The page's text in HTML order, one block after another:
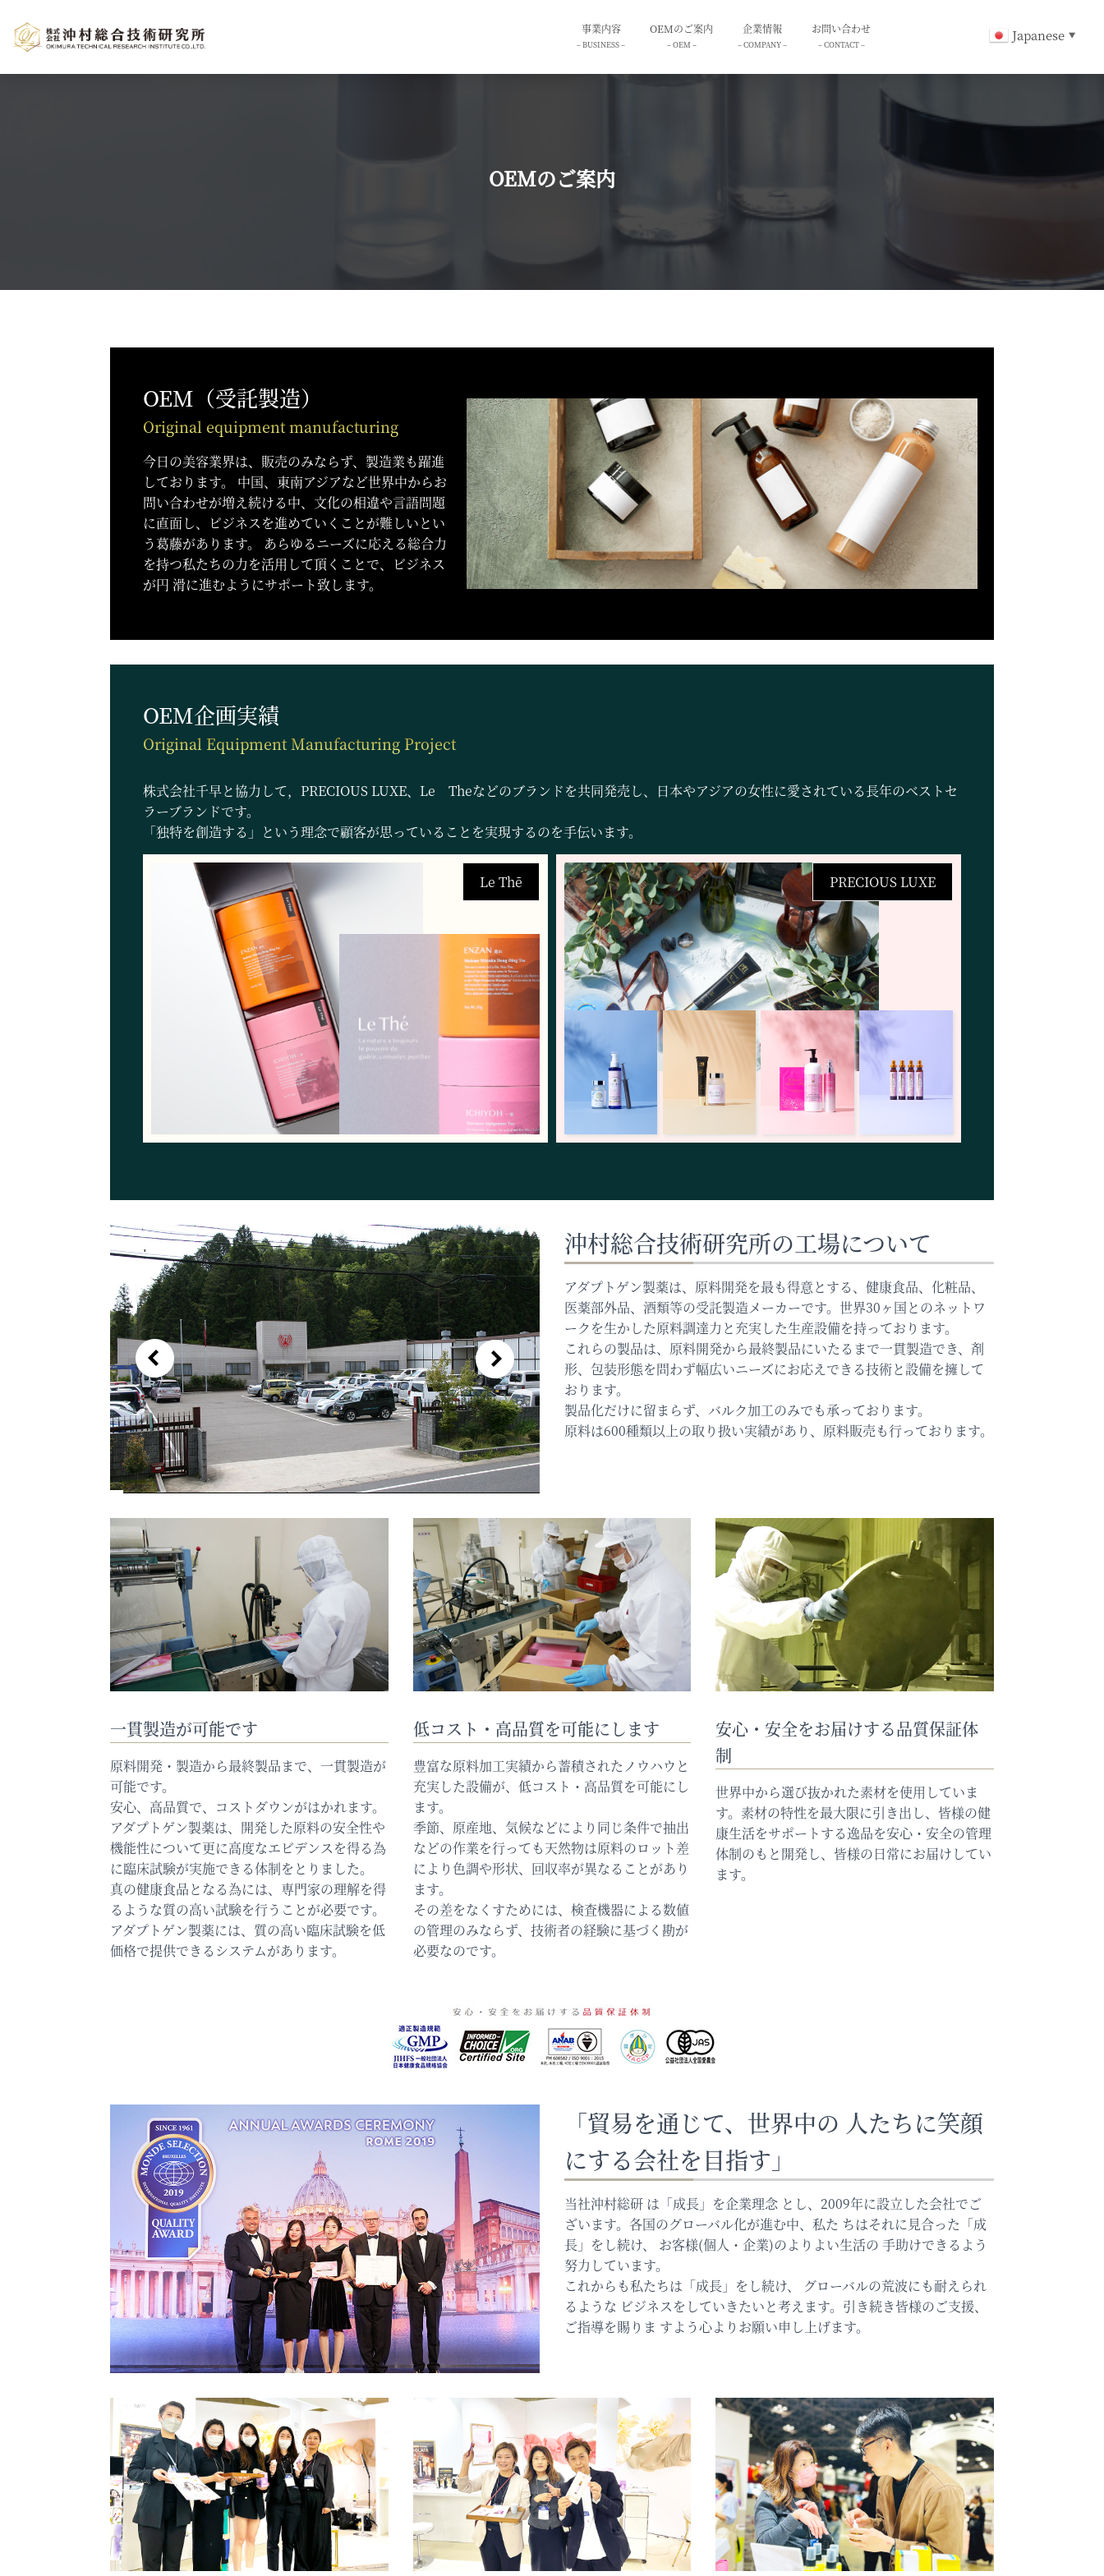
事業内容
– BUSINESS –
OEMのご案内
– OEM –
企業情報
– COMPANY –
お問い合わせ
– CONTACT –
OEMのご案内
OEM（受託製造）
Original equipment manufacturing
今日の美容業界は、販売のみならず、製造業も躍進
しております。 中国、東南アジアなど世界中からお
問い合わせが増え続ける中、文化の相違や言語問題
に直面し、ビジネスを進めていくことが難しいとい
う葛藤があります。 あらゆるニーズに応える総合力
を持つ私たちの力を活用して頂くことで、ビジネス
が円 滑に進むようにサポート致します。
OEM企画実績
Original Equipment Manufacturing Project
株式会社千早と協力して，PRECIOUS LUXE、Le Theなどのブランドを共同発売し、日本やアジアの女性に愛されている長年のベストセ
ラーブランドです。
「独特を創造する」という理念で顧客が思っていることを実現するのを手伝います。
Le Thē PRECIOUS LUXE
沖村総合技術研究所の工場について
アダプトゲン製薬は、原料開発を最も得意とする、健康食品、化粧品、
医薬部外品、酒類等の受託製造メーカーです。世界30ヶ国とのネットワ
ークを生かした原料調達力と充実した生産設備を持っております。
これらの製品は、原料開発から最終製品にいたるまで一貫製造でき、剤
形、包装形態を問わず幅広いニーズにお応えできる技術と設備を擁して
おります。
製品化だけに留まらず、バルク加工のみでも承っております。
原料は600種類以上の取り扱い実績があり、原料販売も行っております。
一貫製造が可能です
原料開発・製造から最終製品まで、一貫製造が
可能です。
安心、高品質で、コストダウンがはかれます。
アダプトゲン製薬は、開発した原料の安全性や
機能性について更に高度なエビデンスを得る為
に臨床試験が実施できる体制をとりました。
真の健康食品となる為には、専門家の理解を得
るような質の高い試験を行うことが必要です。
アダプトゲン製薬には、質の高い臨床試験を低
価格で提供できるシステムがあります。
低コスト・高品質を可能にします
豊富な原料加工実績から蓄積されたノウハウと
充実した設備が、低コスト・高品質を可能にし
ます。
季節、原産地、気候などにより同じ条件で抽出
などの作業を行っても天然物は原料のロット差
により色調や形状、回収率が異なることがあり
ます。
その差をなくすためには、検査機器による数値
の管理のみならず、技術者の経験に基づく勘が
必要なのです。
安心・安全をお届けする品質保証体
制
世界中から選び抜かれた素材を使用していま
す。素材の特性を最大限に引き出し、皆様の健
康生活をサポートする逸品を安心・安全の管理
体制のもと開発し、皆様の日常にお届けしてい
ます。
「貿易を通じて、世界中の 人たちに笑顔
にする会社を目指す」
当社沖村総研 は「成長」を企業理念 とし、2009年に設立した会社でご
ざいます。各国のグローバル化が進む中、私た ちはそれに見合った「成
長」をし続け、 お客様(個人・企業)のよりよい生活の 手助けできるよう
努力しています。
これからも私たちは「成長」をし続け、 グローバルの荒波にも耐えられ
るような ビジネスをしていきたいと考えます。引き続き皆様のご支援、
ご指導を賜りま すよう心よりお願い申し上げます。
Japanese ▼